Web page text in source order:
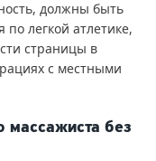
должны быть
легкой атлетике,
страницы в
с местными
массажиста без